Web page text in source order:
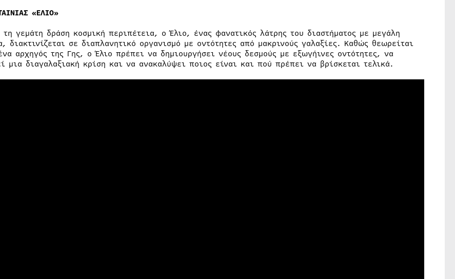
«ΕΛΙΟ»
τη γεμάτη δράση κοσμική περιπέτεια, ο Έλιο, ένας φανατικός λάτρης του διαστήματος με μεγάλη
διακτινίζεται σε διαπλανητικό οργανισμό με οντότητες από μακρινούς γαλαξίες. Καθώς θεωρείται
αρχηγός της Γης, ο Έλιο πρέπει να δημιουργήσει νέους δεσμούς με εξωγήινες οντότητες, να
μια διαγαλαξιακή κρίση και να ανακαλύψει ποιος είναι και πού πρέπει να βρίσκεται τελικά.